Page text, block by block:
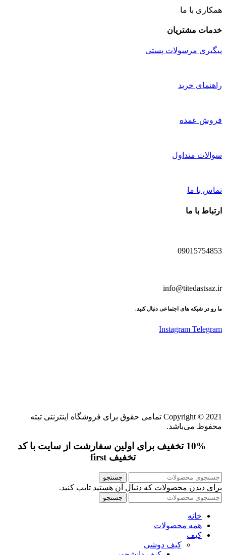
همکاری با ما
خدمات مشتریان
پیگیری مرسولات پستی
راهنمای خرید
فروش عمده
سوالات متداول
تماس با ما
ارتباط با ما
09015754853
info@titedastsaz.ir
ما رو در شبکه های اجتماعی دنبال کنید.
Instagram Telegram
Copyright © 2021 تمامی حقوق برای فروشگاه اینترنتی تیته
محفوظ می‌باشد.
10% تخفیف برای اولین سفارشت از سایت با کد
تخفیف first
جستجو
برای دیدن محصولات که دنبال آن هستید تایپ کنید.
جستجو
خانه
همه محصولات
کیف
کیف دوشی